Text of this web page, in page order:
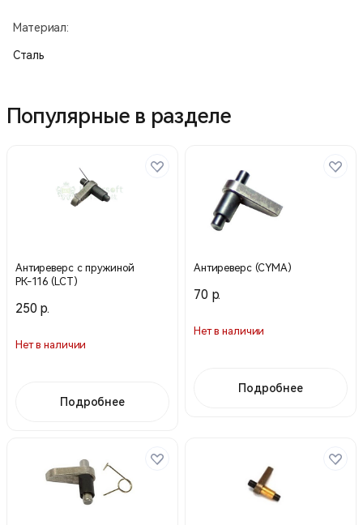
Материал:
Сталь
Популярные в разделе
Антиреверс с пружиной
РК-116 (LCT)
250 р.
Нет в наличии
Подробнее
Антиреверс (CYMA)
70 р.
Нет в наличии
Подробнее